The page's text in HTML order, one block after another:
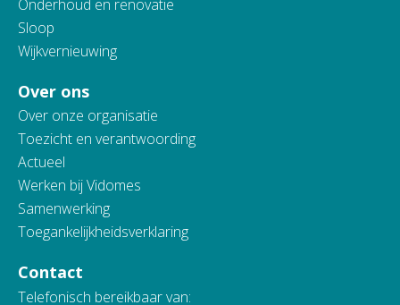
Onderhoud en renovatie
Sloop
Wijkvernieuwing
Over ons
Over onze organisatie
Toezicht en verantwoording
Actueel
Werken bij Vidomes
Samenwerking
Toegankelijkheidsverklaring
Contact
Telefonisch bereikbaar van: